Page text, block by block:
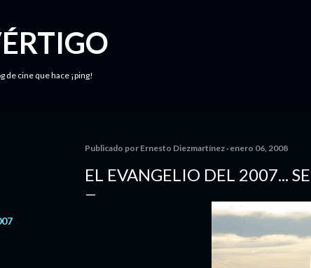
de cine que hace ¡ping!
Publicado por Ernesto Diezmartínez enero 06, 2008
EL EVANGELIO DEL 2007...